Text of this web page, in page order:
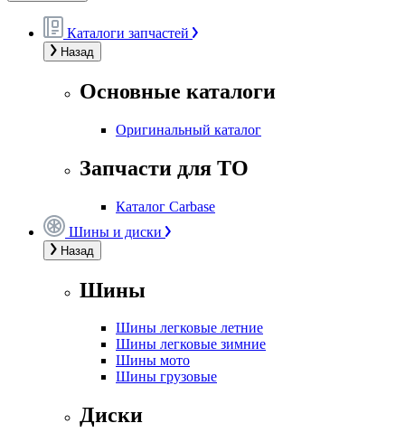
Каталоги запчастей
Назад
Основные каталоги
Оригинальный каталог
Запчасти для ТО
Каталог Carbase
Шины и диски
Назад
Шины
Шины легковые летние
Шины легковые зимние
Шины мото
Шины грузовые
Диски